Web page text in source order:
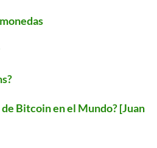
Bitcoin en el Mundo? [Juan